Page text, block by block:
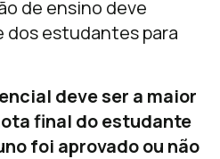
de ensino deve
estudantes para
deve ser a maior
final do estudante
foi aprovado ou não